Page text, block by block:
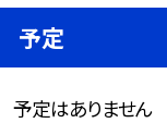
予定
予定はありません